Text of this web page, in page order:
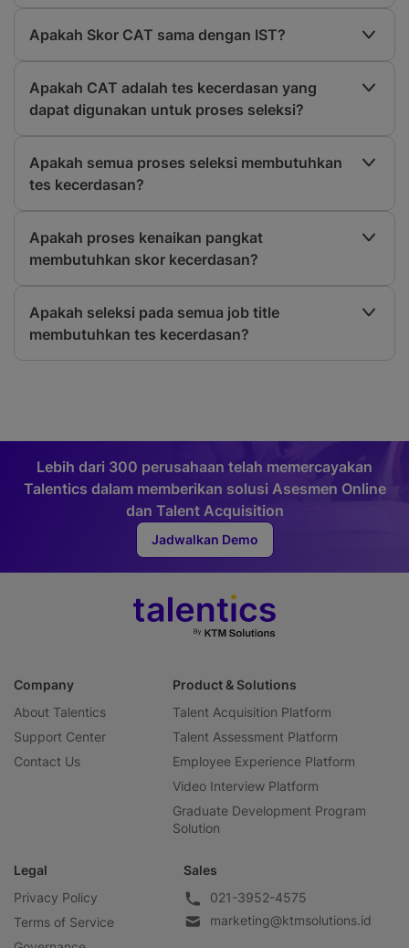
Apakah Skor CAT sama dengan IST?
Apakah CAT adalah tes kecerdasan yang
dapat digunakan untuk proses seleksi?
Apakah semua proses seleksi membutuhkan
tes kecerdasan?
Apakah proses kenaikan pangkat
membutuhkan skor kecerdasan?
Apakah seleksi pada semua job title
membutuhkan tes kecerdasan?
Lebih dari 300 perusahaan telah memercayakan
Talentics dalam memberikan solusi Asesmen Online
dan Talent Acquisition
Jadwalkan Demo
Company
About Talentics
Support Center
Contact Us
Product & Solutions
Talent Acquisition Platform
Talent Assessment Platform
Employee Experience Platform
Video Interview Platform
Graduate Development Program
Solution
Legal
Privacy Policy
Terms of Service
Sales
021-3952-4575
marketing@ktmsolutions.id